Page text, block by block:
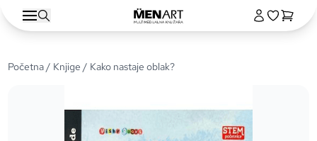
Početna/ Knjige / Kako nastaje oblak?